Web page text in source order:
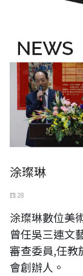
涂璨琳
四 28
涂璨琳數位美
曾任吳三連文
審查委員,任教
會創辦人。